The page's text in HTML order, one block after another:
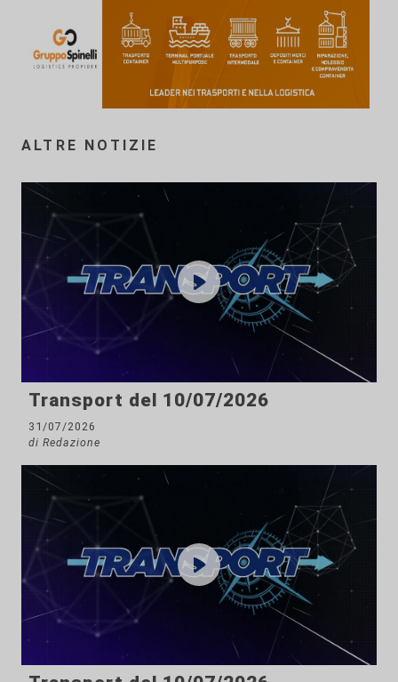
ALTRE NOTIZIE
Transport del 10/07/2026
31/07/2026
di Redazione